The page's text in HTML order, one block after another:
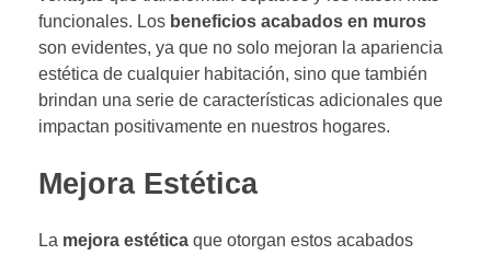
funcionales. Los beneficios acabados en muros
son evidentes, ya que no solo mejoran la apariencia
estética de cualquier habitación, sino que también
brindan una serie de características adicionales que
impactan positivamente en nuestros hogares.
Mejora Estética
La mejora estética que otorgan estos acabados